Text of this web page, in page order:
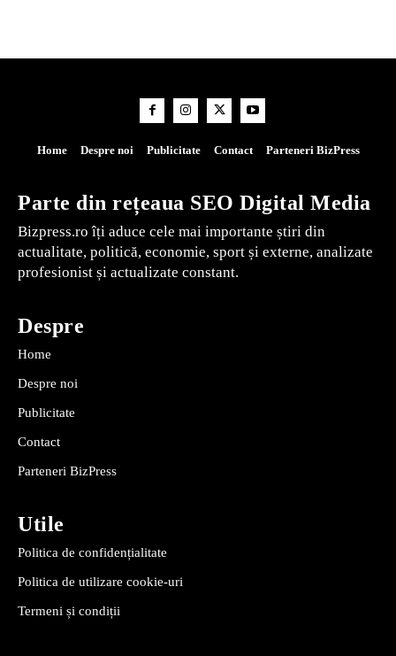
Home Despre noi Publicitate Contact Parteneri BizPress
Parte din rețeaua SEO Digital Media
Bizpress.ro îți aduce cele mai importante știri din
actualitate, politică, economie, sport și externe, analizate
profesionist și actualizate constant.
Despre
Home
Despre noi
Publicitate
Contact
Parteneri BizPress
Utile
Politica de confidențialitate
Politica de utilizare cookie-uri
Termeni și condiții